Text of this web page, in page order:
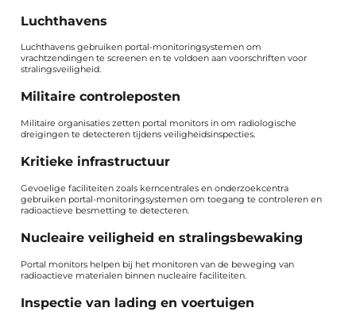
Luchthavens
Luchthavens gebruiken portal-monitoringsystemen om
vrachtzendingen te screenen en te voldoen aan voorschriften voor
stralingsveiligheid.
Militaire controleposten
Militaire organisaties zetten portal monitors in om radiologische
dreigingen te detecteren tijdens veiligheidsinspecties.
Kritieke infrastructuur
Gevoelige faciliteiten zoals kerncentrales en onderzoekcentra
gebruiken portal-monitoringsystemen om toegang te controleren en
radioactieve besmetting te detecteren.
Nucleaire veiligheid en stralingsbewaking
Portal monitors helpen bij het monitoren van de beweging van
radioactieve materialen binnen nucleaire faciliteiten.
Inspectie van lading en voertuigen